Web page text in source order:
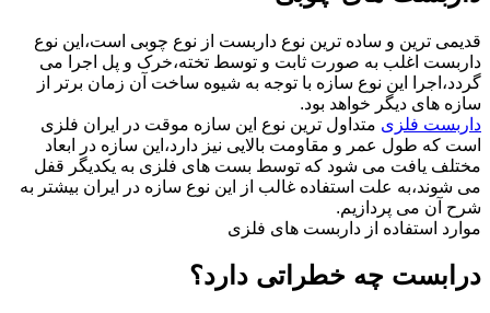
قدیمی ترین و ساده ترین نوع داربست از نوع چوبی است،این نوع
داربست اغلب به صورت ثابت و توسط تخته،خرک و پل اجرا می
گردد،اجرا این نوع سازه با توجه به شیوه ساخت آن زمان برتر از
سازه های دیگر خواهد بود.
داربست فلزی متداول ترین نوع این سازه موقت در ایران فلزی
است که طول عمر و مقاومت بالایی نیز دارد،این سازه در ابعاد
مختلف یافت می شود که توسط بست های فلزی به یکدیگر قفل
می شوند،به علت استفاده غالب از این نوع سازه در ایران بیشتر به
شرح آن می پردازیم.
موارد استفاده از داربست های فلزی
درابست چه خطراتی دارد؟